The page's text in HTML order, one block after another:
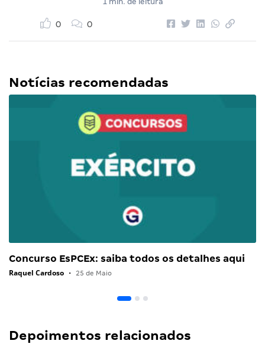
0 0
Notícias recomendadas
Concurso EsPCEx: saiba todos os detalhes aqui
Raquel Cardoso • 25 de Maio
Depoimentos relacionados